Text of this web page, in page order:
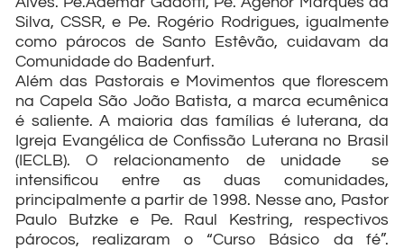
Silva, CSSR, e Pe. Rogério Rodrigues, igualmente
como párocos de Santo Estêvão, cuidavam da
Comunidade do Badenfurt.
Além das Pastorais e Movimentos que florescem
na Capela São João Batista, a marca ecumênica
é saliente. A maioria das famílias é luterana, da
Igreja Evangélica de Confissão Luterana no Brasil
(IECLB). O relacionamento de unidade se
intensificou entre as duas comunidades,
principalmente a partir de 1998. Nesse ano, Pastor
Paulo Butzke e Pe. Raul Kestring, respectivos
párocos, realizaram o “Curso Básico da fé”.